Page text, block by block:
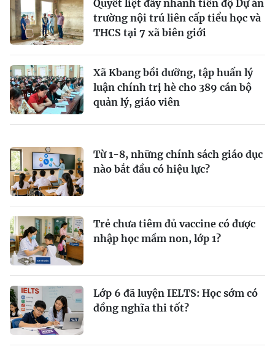
Quyết liệt đẩy nhanh tiến độ Dự án
trường nội trú liên cấp tiểu học và
THCS tại 7 xã biên giới
Xã Kbang bồi dưỡng, tập huấn lý
luận chính trị hè cho 389 cán bộ
quản lý, giáo viên
Từ 1-8, những chính sách giáo dục
nào bắt đầu có hiệu lực?
Trẻ chưa tiêm đủ vaccine có được
nhập học mầm non, lớp 1?
Lớp 6 đã luyện IELTS: Học sớm có
đồng nghĩa thi tốt?